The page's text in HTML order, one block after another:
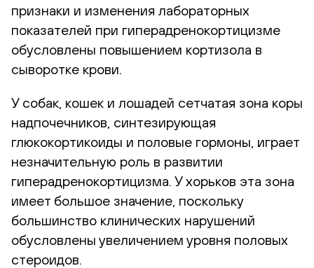
признаки и изменения лабораторных
показателей при гиперадренокортицизме
обусловлены повышением кортизола в
сыворотке крови.
У собак, кошек и лошадей сетчатая зона коры
надпочечников, синтезирующая
глюкокортикоиды и половые гормоны, играет
незначительную роль в развитии
гиперадренокортицизма. У хорьков эта зона
имеет большое значение, поскольку
большинство клинических нарушений
обусловлены увеличением уровня половых
стероидов.